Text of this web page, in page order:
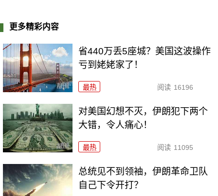
更多精彩内容
省440万丢5座城？美国这波操作
亏到姥姥家了！
最热 阅读 16196
对美国幻想不灭，伊朗犯下两个
大错，令人痛心！
最热 阅读 11095
总统见不到领袖，伊朗革命卫队
自己下令开打？